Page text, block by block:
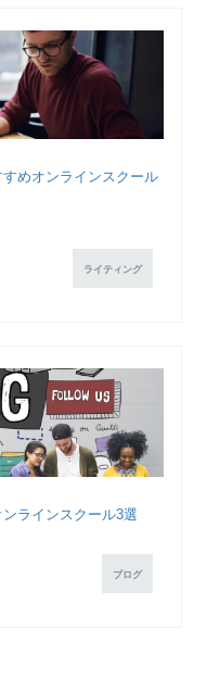
すめオンラインスクール
ライティング
ンラインスクール3選
ブログ